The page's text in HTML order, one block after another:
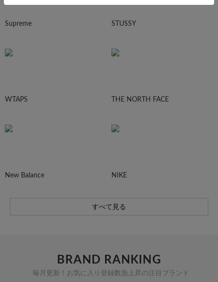
Supreme STUSSY
WTAPS THE NORTH FACE
New Balance NIKE
すべて見る
BRAND RANKING
毎月更新！お気に入り登録数急上昇の注目ブランド